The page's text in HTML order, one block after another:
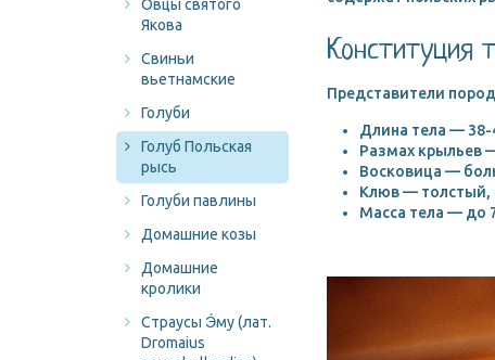
Овцы святого
Якова
Свиньи
вьетнамские
Голуби
Голуб Польская
рысь
Голуби павлины
Домашние козы
Домашние
кролики
Страусы Э́му (лат.
Dromaius
Конституция
Представители
Длина тела — 38-
Размах крыльев
Восковица —
Клюв — толстый,
Масса тела — до